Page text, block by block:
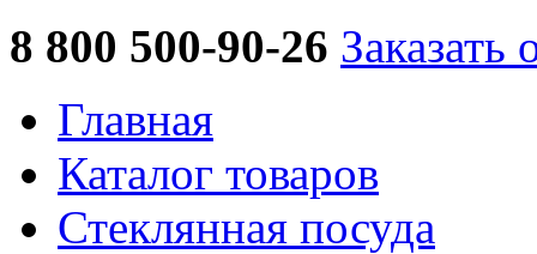
8 800 500-90-26 Заказать
Главная
Каталог товаров
Стеклянная посуда